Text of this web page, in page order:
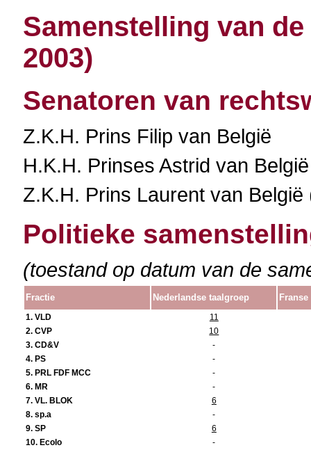
Samenstelling van
2003)
Senatoren van
Z.K.H. Prins Filip van België
H.K.H. Prinses Astrid van België
Z.K.H. Prins Laurent van
Politieke
(toestand op datum van de
Fractie Nederlandse taalgroep
1. VLD
11
2. CVP
10
3. CD&V
-
4. PS
-
5. PRL FDF MCC
-
6. MR
-
7. VL. BLOK
6
8. sp.a
-
9. SP
6
10. Ecolo
-